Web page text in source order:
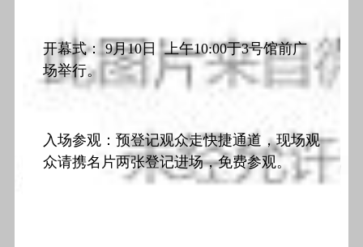
开幕式： 9月10日 上午10:00于3号馆前广
场举行。
入场参观：预登记观众走快捷通道，现场观
众请携名片两张登记进场，免费参观。